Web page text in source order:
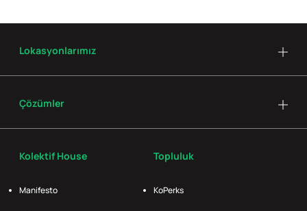
Kolektif House
Manifesto
Topluluk
KoPerks
Lokasyonlarımız
Çözümler